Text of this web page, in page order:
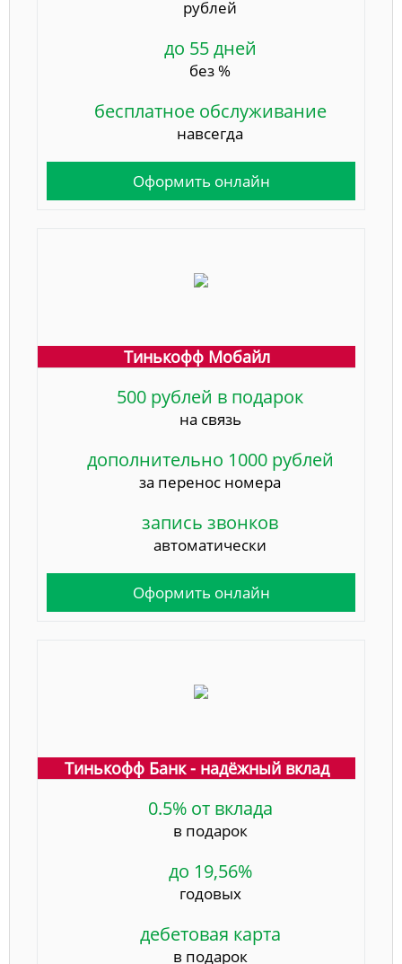
рублей
до 55 дней
без %
бесплатное обслуживание
навсегда
Оформить онлайн
Тинькофф Мобайл
500 рублей в подарок
на связь
дополнительно 1000 рублей
за перенос номера
запись звонков
автоматически
Оформить онлайн
Тинькофф Банк - надёжный вклад
0.5% от вклада
в подарок
до 19,56%
годовых
дебетовая карта
в подарок